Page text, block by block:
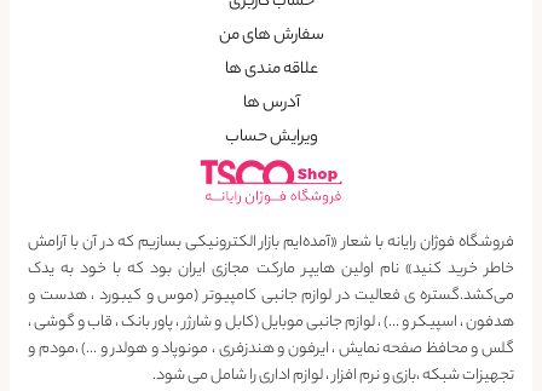
سفارش های من
علاقه مندی ها
آدرس ها
ویرایش حساب
فروشگاه فوژان رایانه با شعار «آمده‌ایم بازار الکترونیکی بسازیم که در آن با آرامش
خاطر خرید کنید» نام اولین هایپر مارکت مجازی ایران بود که با خود به یدک
می‌کشد.گستره ی فعالیت در لوازم جانبی کامپیوتر (موس و کیبورد ، هدست و
هدفون ، اسپیکر و …) ، لوازم جانبی موبایل (کابل و شارژر ، پاور بانک ، قاب و گوشی ،
گلس و محافظ صفحه نمایش ، ایرفون و هندزفری ، مونوپاد و هولدر و …) ،مودم و
تجهیزات شبکه ،بازی و نرم افزار ، لوازم اداری را شامل می شود.